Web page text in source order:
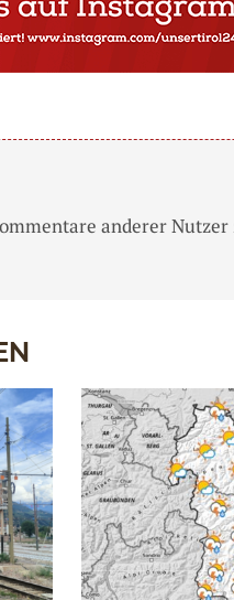
anderer Nutzer